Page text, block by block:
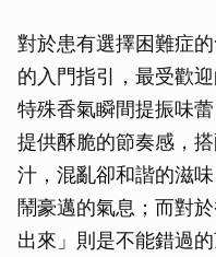
對於患有選擇困難症
的入門指引，最受歡
特殊香氣瞬間提振味
提供酥脆的節奏感，
汁，混亂卻和諧的滋
鬧豪邁的氣息；而對
出來」則是不能錯過